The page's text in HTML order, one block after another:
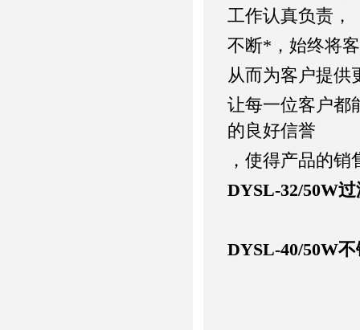
工作认真负责，
不断*，始终将
从而为客户提供
让每一位客户都
的良好信誉
，使得产品的
DYSL-32/50W
DYSL-40/50W